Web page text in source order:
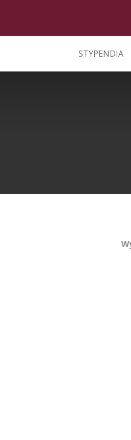
STYPENDIA